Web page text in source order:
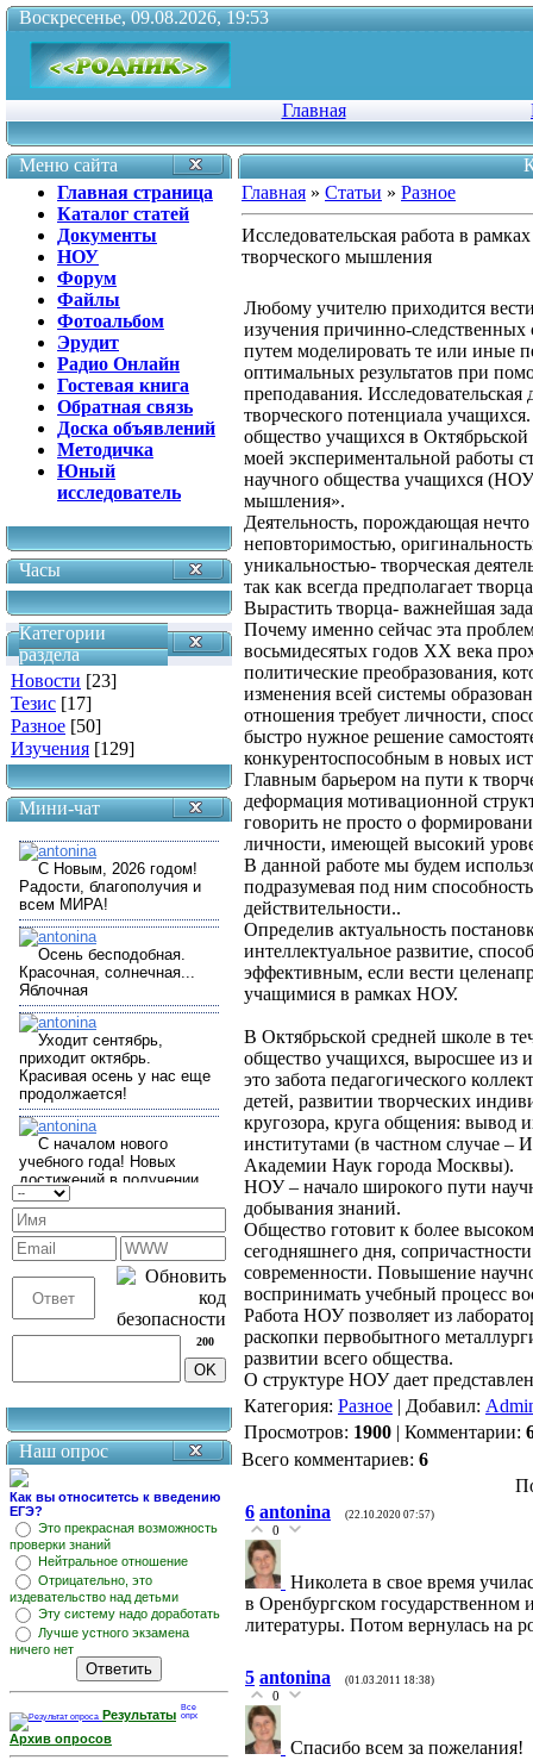
Воскресенье, 09.08.2026, 19:53
Главная
Меню сайта
Главная страница
Каталог статей
Документы
НОУ
Форум
Файлы
Фотоальбом
Эрудит
Радио Онлайн
Гостевая книга
Обратная связь
Доска объявлений
Методичка
Юный
исследователь
Часы
Категории
раздела
Новости [23]
Тезис [17]
Разное [50]
Изучения [129]
Мини-чат
200
Наш опрос
Как вы относитетсь к введению
ЕГЭ?
Это прекрасная возможность
проверки знаний
Нейтральное отношение
Отрицательно, это
издевательство над детьми
Эту систему надо доработать
Лучше устного экзамена
ничего нет
Результаты
Архив опросов
Главная » Статьи » Разное
Исследовательская работа в
творческого мышления
Любому учителю приходится
изучения причинно-
путем моделировать те или иные
оптимальных результатов при
преподавания. Исследовательская
творческого потенциала
общество учащихся в
моей экспериментальной работы
научного общества учащихся (НОУ
мышления».
Деятельность, порождающая
неповторимостью,
уникальностью- творческая
так как всегда предполагает
Вырастить творца- важнейшая
Почему именно сейчас эта
восьмидесятых годов ХХ века
политические преобразования,
изменения всей системы
отношения требует личности,
быстро нужное решение
конкурентоспособным в новых
Главным барьером на пути к
деформация мотивационной
говорить не просто о
личности, имеющей высокий
В данной работе мы будем
подразумевая под ним
действительности..
Определив актуальность
интеллектуальное развитие,
эффективным, если вести
учащимися в рамках НОУ.
В Октябрьской средней школе в
общество учащихся, выросшее из
это забота педагогического
детей, развитии творческих
кругозора, круга общения: вывод
институтами (в частном случае –
Академии Наук города Москвы).
НОУ – начало широкого пути
добывания знаний.
Общество готовит к более
сегодняшнего дня,
современности. Повышение
воспринимать учебный процесс
Работа НОУ позволяет из
раскопки первобытного
развитии всего общества.
О структуре НОУ дает
Категория: Разное | Добавил:
Просмотров: 1900 | Комментарии:
Всего комментариев: 6
6 antonina (22.10.2020 07:57)
0
Николета в свое время
в Оренбургском государственном
литературы. Потом вернулась на
5 antonina (01.03.2011 18:38)
0
Спасибо всем за пожелания!